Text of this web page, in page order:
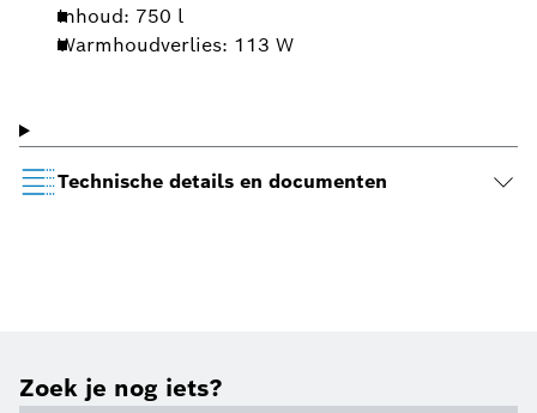
Inhoud: 750 l
Warmhoudverlies: 113 W
Technische details en documenten
Zoek je nog iets?